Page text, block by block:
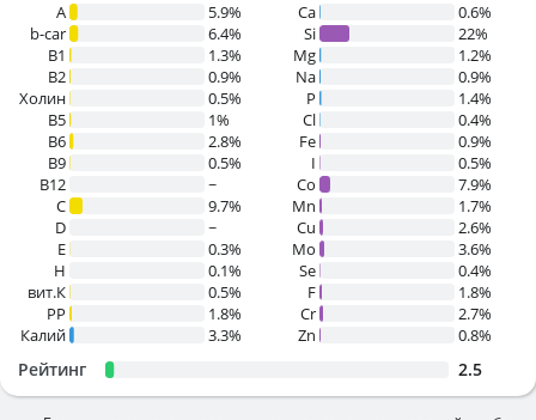
A
5.9%
b-car
6.4%
В1
1.3%
B2
0.9%
Холин
0.5%
B5
1%
B6
2.8%
B9
0.5%
B12
~
C
9.7%
D
~
E
0.3%
H
0.1%
вит.К
0.5%
PP
1.8%
Калий
3.3%
Ca
0.6%
Si
22%
Mg
1.2%
Na
0.9%
P
1.4%
Cl
0.4%
Fe
0.9%
I
0.5%
Co
7.9%
Mn
1.7%
Cu
2.6%
Mo
3.6%
Se
0.4%
F
1.8%
Cr
2.7%
Zn
0.8%
Рейтинг 2.5